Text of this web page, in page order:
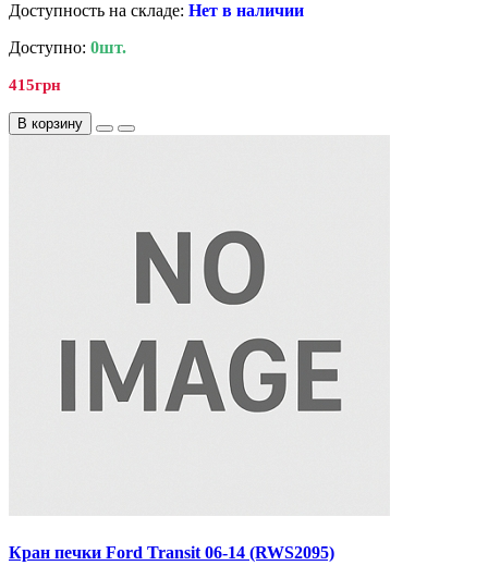
Доступность на складе: Нет в наличии
Доступно: 0шт.
415грн
В корзину
Кран печки Ford Transit 06-14 (RWS2095)